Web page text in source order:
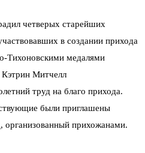
четверых старейших
в создании прихода
Тихоновскими медалями
Кэтрин Митчелл
труд на благо прихода.
были приглашены
прихожанами.